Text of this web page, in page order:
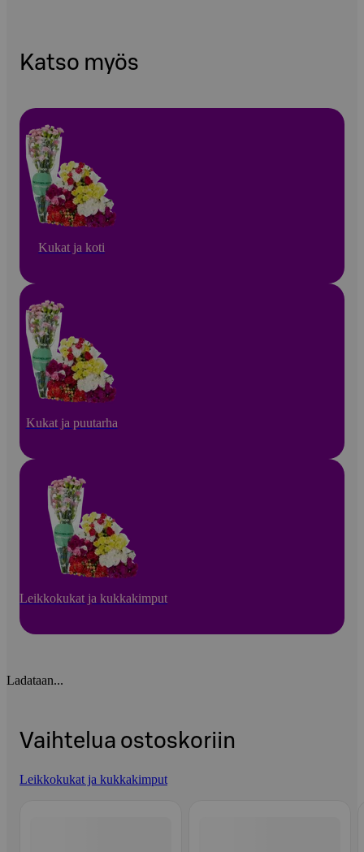
Katso myös
Kukat ja koti
Kukat ja puutarha
Leikkokukat ja kukkakimput
Ladataan...
Vaihtelua ostoskoriin
Leikkokukat ja kukkakimput